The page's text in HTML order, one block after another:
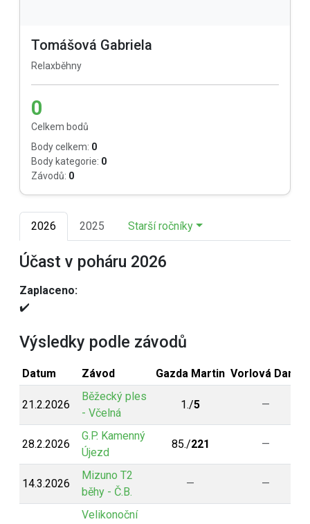
Tomášová Gabriela
Relaxběhny
0
Celkem bodů
Body celkem: 0
Body kategorie: 0
Závodů: 0
2026 2025 Starší ročníky
Účast v poháru 2026
Zaplaceno:
✔️
Výsledky podle závodů
Datum Závod Gazda Martin Vorlová Dana
21.2.2026
Běžecký ples
- Včelná
1./5 —
28.2.2026
G.P. Kamenný
Újezd
85./221 —
14.3.2026
Mizuno T2
běhy - Č.B.
— —
Velikonoční